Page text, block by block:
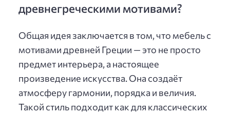
древнегреческими мотивами?
Общая идея заключается в том, что мебель с
мотивами древней Греции — это не просто
предмет интерьера, а настоящее
произведение искусства. Она создаёт
атмосферу гармонии, порядка и величия.
Такой стиль подходит как для классических